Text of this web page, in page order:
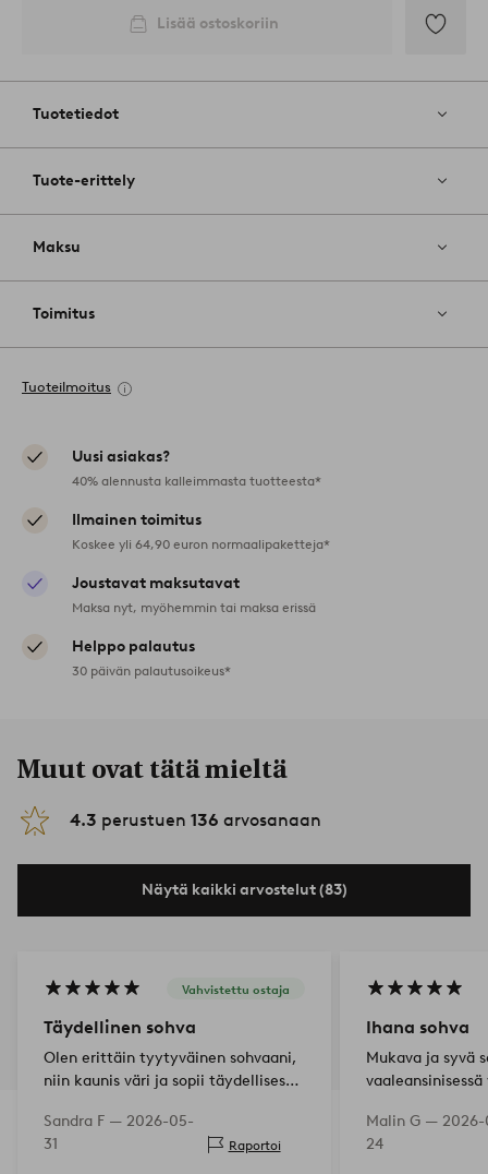
Lisää ostoskoriin
Tuotetiedot
Tuote-erittely
Maksu
Toimitus
Tuoteilmoitus
Uusi asiakas?
40% alennusta kalleimmasta tuotteesta*
Ilmainen toimitus
Koskee yli 64,90 euron normaalipaketteja*
Joustavat maksutavat
Maksa nyt, myöhemmin tai maksa erissä
Helppo palautus
30 päivän palautusoikeus*
Muut ovat tätä mieltä
4.3 perustuen 136 arvosanaan
Näytä kaikki arvostelut (83)
Vahvistettu ostaja
Täydellinen sohva
Olen erittäin tyytyväinen sohvaani,
niin kaunis väri ja sopii täydellisesti
Sandra F — 2026-05-
31
Raportoi
Ihana sohva
Mukava ja syvä
vaaleansinisessä
Malin G —
24